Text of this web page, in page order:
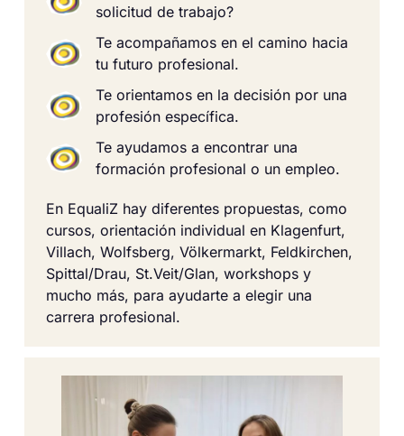
solicitud de trabajo?
Te acompañamos en el camino hacia
tu futuro profesional.
Te orientamos en la decisión por una
profesión específica.
Te ayudamos a encontrar una
formación profesional o un empleo.
En EqualiZ hay diferentes propuestas, como
cursos, orientación individual en Klagenfurt,
Villach, Wolfsberg, Völkermarkt, Feldkirchen,
Spittal/Drau, St.Veit/Glan, workshops y
mucho más, para ayudarte a elegir una
carrera profesional.